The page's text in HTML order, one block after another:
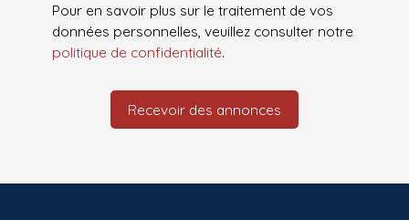
Pour en savoir plus sur le traitement de vos
données personnelles, veuillez consulter notre
politique de confidentialité.
Recevoir des annonces